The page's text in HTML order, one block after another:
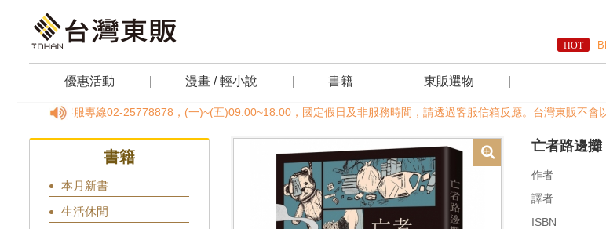
BL
優惠活動 漫畫 / 輕小說 書籍 東販選物
客服專線02-25778878，(一)~(五)09:00~18:00，國定假日及非服務時間，請透過客服信箱反應。台灣東販不會以電話告
書籍
本月新書
生活休閒
亡者路邊
作者
譯者
ISBN